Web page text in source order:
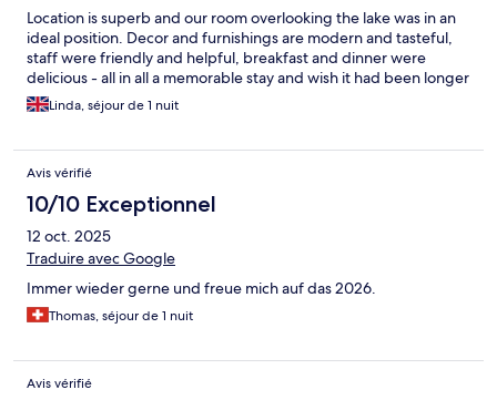
Location is superb and our room overlooking the lake was in an
ideal position. Decor and furnishings are modern and tasteful,
staff were friendly and helpful, breakfast and dinner were
delicious - all in all a memorable stay and wish it had been longer
Linda, séjour de 1 nuit
Avis vérifié
10/10 Exceptionnel
12 oct. 2025
Traduire avec Google
Immer wieder gerne und freue mich auf das 2026.
Thomas, séjour de 1 nuit
Avis vérifié